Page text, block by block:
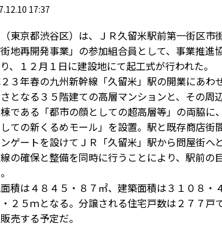
17:37
東京都渋谷区）は、ＪＲ久留米駅前第一街区
地再開発事業」の参加組合員として、事業推
、１２月１日に建設地にて起工式が行われた。
３年春の九州新幹線「久留米」駅の開業にあ
となる３５階建ての高層マンションと、その周
である「都市の顔としての超高層等」の両脇
ての新くるめモール」を設置。駅と既存商店
ゲートを設けてＪＲ「久留米」駅から問屋街
の確保と整備を同時に行うことにより、駅前
積は４８４５・８７㎡、建築面積は３１０８・
２５ｍとなる。分譲される住宅戸数は２７７
売する予定だ。